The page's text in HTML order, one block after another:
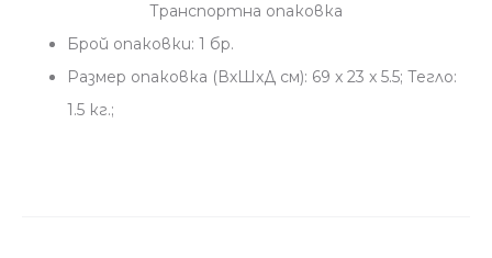
Транспортна опаковка
Брой опаковки: 1 бр.
Размер опаковка (ВхШхД см): 69 x 23 x 5.5; Тегло:
1.5 кг.;